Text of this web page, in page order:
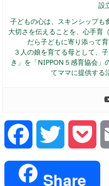
設
子どもの心は、スキンシップも
大切さを伝えることを、心手育
だら子どもに寄り添って
３人の娘を育てる母として、
き」を「NIPPON５感育協会」
てママに提供する
Facebook Twitter
Share